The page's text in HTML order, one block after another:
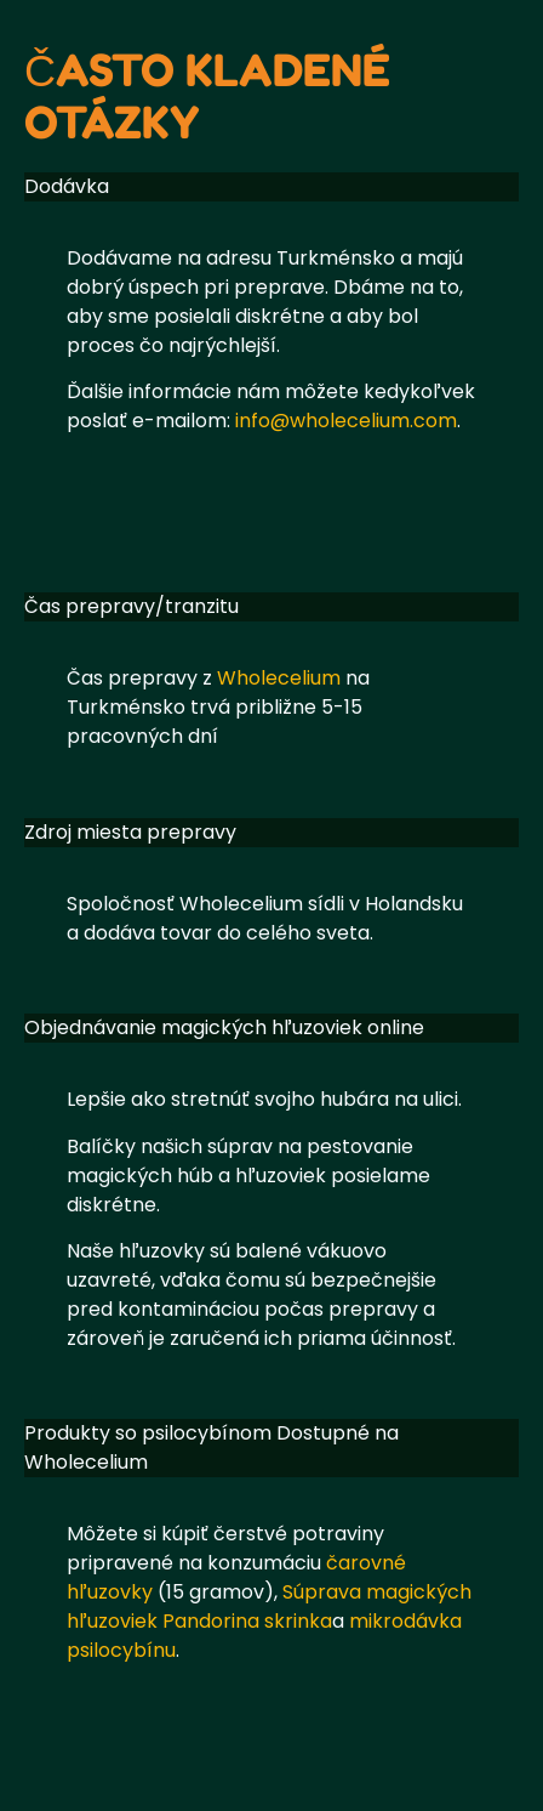
ČASTO KLADENÉ
OTÁZKY
Dodávka
Dodávame na adresu Turkménsko a majú
dobrý úspech pri preprave. Dbáme na to,
aby sme posielali diskrétne a aby bol
proces čo najrýchlejší.
Ďalšie informácie nám môžete kedykoľvek
poslať e-mailom: info@wholecelium.com.
Čas prepravy/tranzitu
Čas prepravy z Wholecelium na
Turkménsko trvá približne 5-15
pracovných dní
Zdroj miesta prepravy
Spoločnosť Wholecelium sídli v Holandsku
a dodáva tovar do celého sveta.
Objednávanie magických hľuzoviek online
Lepšie ako stretnúť svojho hubára na ulici.
Balíčky našich súprav na pestovanie
magických húb a hľuzoviek posielame
diskrétne.
Naše hľuzovky sú balené vákuovo
uzavreté, vďaka čomu sú bezpečnejšie
pred kontamináciou počas prepravy a
zároveň je zaručená ich priama účinnosť.
Produkty so psilocybínom Dostupné na
Wholecelium
Môžete si kúpiť čerstvé potraviny
pripravené na konzumáciučarovné
hľuzovky (15 gramov),Súprava magických
hľuzoviek Pandorina skrinkaa mikrodávka
psilocybínu.